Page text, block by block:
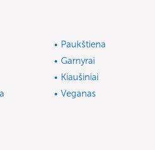
Paukštiena
Garnyrai
Kiaušiniai
Veganas